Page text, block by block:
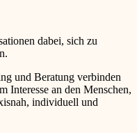
dabei, sich zu
und Beratung verbinden
Interesse an den Menschen,
individuell und